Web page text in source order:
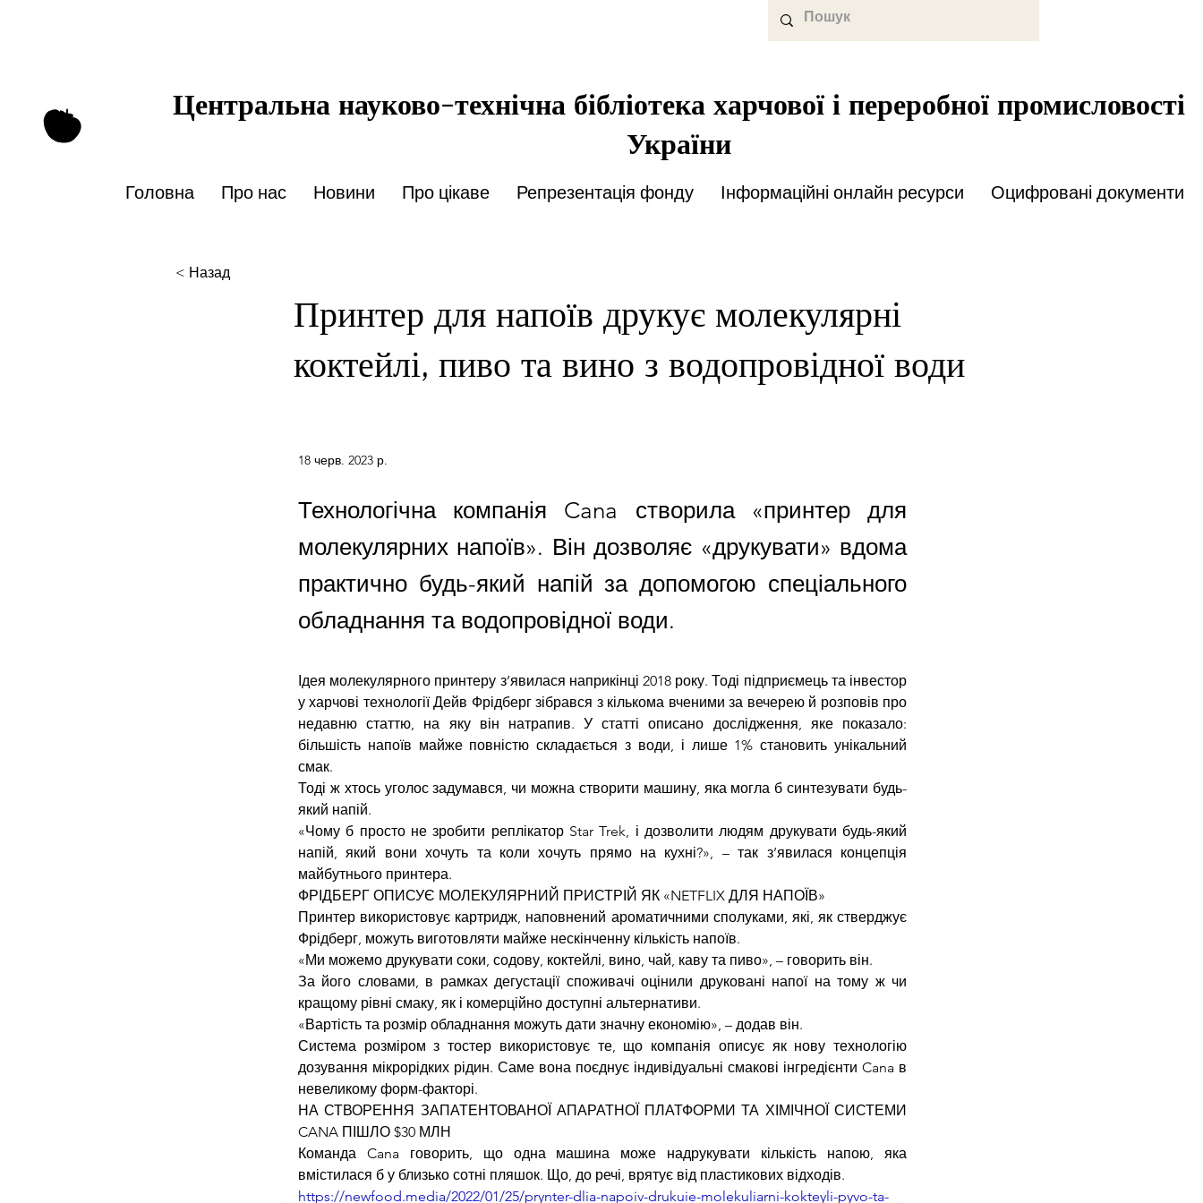
Центральна науково-технічна бібліотека харчової і переробної промисловості
України
Головна Про нас Новини Про цікаве Репрезентація фонду Інформаційні онлайн ресурси Оцифровані документи
< Назад
Принтер для напоїв друкує молекулярні
коктейлі, пиво та вино з водопровідної води
18 черв. 2023 р.
Технологічна компанія Cana створила «принтер для
молекулярних напоїв». Він дозволяє «друкувати» вдома
практично будь-який напій за допомогою спеціального
обладнання та водопровідної води.
Ідея молекулярного принтеру з’явилася наприкінці 2018 року. Тоді підприємець та інвестор
у харчові технології Дейв Фрідберг зібрався з кількома вченими за вечерею й розповів про
недавню статтю, на яку він натрапив. У статті описано дослідження, яке показало:
більшість напоїв майже повністю складається з води, і лише 1% становить унікальний
смак.
Тоді ж хтось уголос задумався, чи можна створити машину, яка могла б синтезувати будь-
який напій.
«Чому б просто не зробити реплікатор Star Trek, і дозволити людям друкувати будь-який
напій, який вони хочуть та коли хочуть прямо на кухні?», – так з’явилася концепція
майбутнього принтера.
ФРІДБЕРГ ОПИСУЄ МОЛЕКУЛЯРНИЙ ПРИСТРІЙ ЯК «NETFLIX ДЛЯ НАПОЇВ»
Принтер використовує картридж, наповнений ароматичними сполуками, які, як стверджує
Фрідберг, можуть виготовляти майже нескінченну кількість напоїв.
«Ми можемо друкувати соки, содову, коктейлі, вино, чай, каву та пиво», – говорить він.
За його словами, в рамках дегустації споживачі оцінили друковані напої на тому ж чи
кращому рівні смаку, як і комерційно доступні альтернативи.
«Вартість та розмір обладнання можуть дати значну економію», – додав він.
Система розміром з тостер використовує те, що компанія описує як нову технологію
дозування мікрорідких рідин. Саме вона поєднує індивідуальні смакові інгредієнти Cana в
невеликому форм-факторі.
НА СТВОРЕННЯ ЗАПАТЕНТОВАНОЇ АПАРАТНОЇ ПЛАТФОРМИ ТА ХІМІЧНОЇ СИСТЕМИ
CANA ПІШЛО $30 МЛН
Команда Cana говорить, що одна машина може надрукувати кількість напою, яка
вмістилася б у близько сотні пляшок. Що, до речі, врятує від пластикових відходів.
https://newfood.media/2022/01/25/prynter-dlia-napoiv-drukuie-molekuliarni-kokteyli-pyvo-ta-